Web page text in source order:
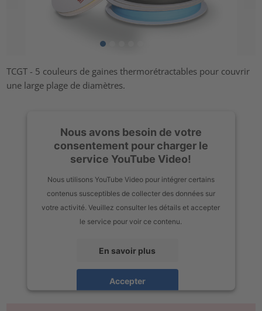
TCGT - 5 couleurs de gaines thermorétractables pour couvrir
une large plage de diamètres.
Nous avons besoin de votre
consentement pour charger le
service YouTube Video!
Nous utilisons YouTube Video pour intégrer certains
contenus susceptibles de collecter des données sur
votre activité. Veuillez consulter les détails et accepter
le service pour voir ce contenu.
En savoir plus
Accepter